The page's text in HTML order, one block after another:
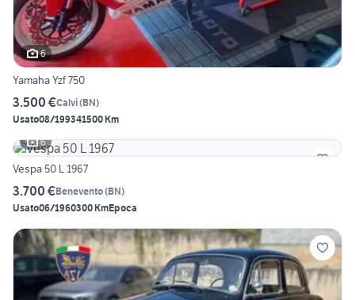
6
Yamaha Yzf 750
3.500 €Calvi(BN)
Usato08/199341500 Km
6
Vespa 50 L 1967
3.700 €Benevento(BN)
Usato06/1960300 KmEpoca